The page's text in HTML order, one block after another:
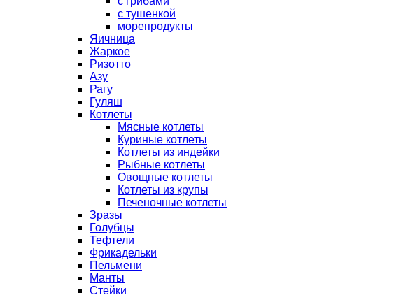
с тушенкой
морепродукты
Яичница
Жаркое
Ризотто
Азу
Рагу
Гуляш
Котлеты
Мясные котлеты
Куриные котлеты
Котлеты из индейки
Рыбные котлеты
Овощные котлеты
Котлеты из крупы
Печеночные котлеты
Зразы
Голубцы
Тефтели
Фрикадельки
Пельмени
Манты
Стейки